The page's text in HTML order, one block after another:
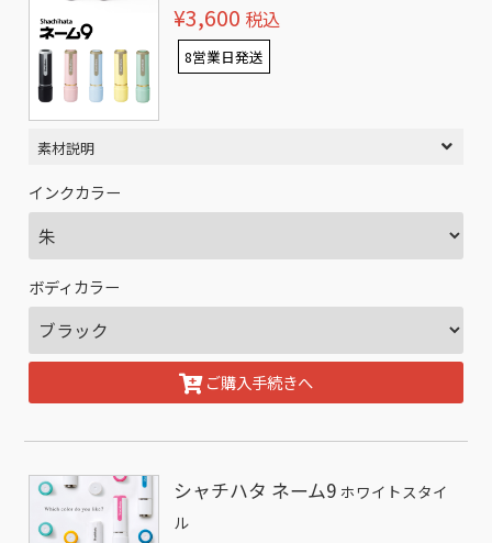
¥3,600 税込
8営業日発送
素材説明
インクカラー
ボディカラー
ご購入手続きへ
シャチハタ ネーム9 ホワイトスタイ
ル